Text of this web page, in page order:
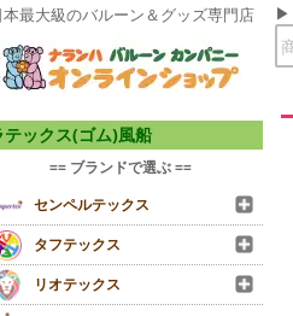
本最大級のバルーン＆グッズ専門店
テックス(ゴム)風船
== ブランドで選ぶ ==
センペルテックス
タフテックス
リオテックス